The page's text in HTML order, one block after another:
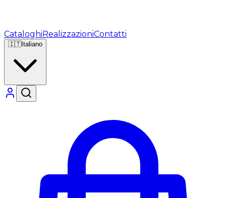
CataloghiRealizzazioniContatti
🇮🇹Italiano